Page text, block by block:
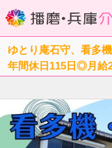
ゆとり庵石守、看多
年間休日115日◎月